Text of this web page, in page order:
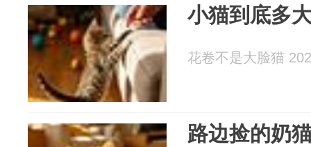
小猫到底多
花卷不是大脸猫
路边捡的奶